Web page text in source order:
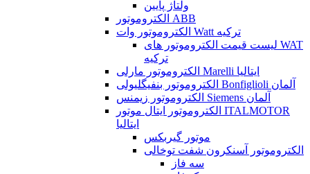
ولتاژ پایین
الکتروموتور ABB
الکتروموتور وات Watt ترکیه
لیست قیمت الکتروموتور های WAT
ترکیه
الکتروموتور مارلی Marelli ایتالیا
الکتروموتور بنفیگلیولی Bonfiglioli آلمان
الکتروموتور زیمنس Siemens آلمان
الکتروموتور ایتال موتور ITALMOTOR
ایتالیا
موتور گیربکس
الکتروموتور آسنکرون شفت توخالی
سه فاز